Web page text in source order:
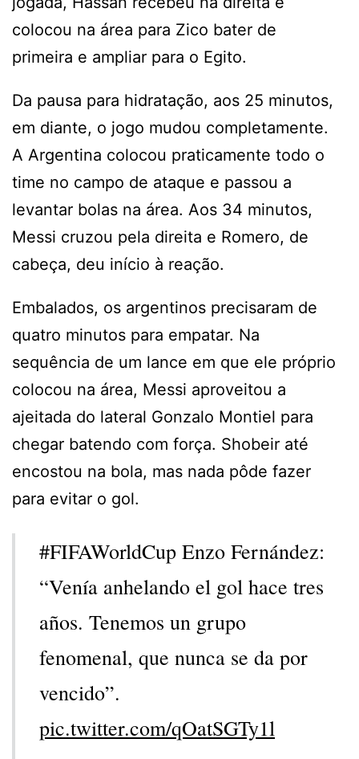
colocou na área para Zico bater de
primeira e ampliar para o Egito.
Da pausa para hidratação, aos 25 minutos,
em diante, o jogo mudou completamente.
A Argentina colocou praticamente todo o
time no campo de ataque e passou a
levantar bolas na área. Aos 34 minutos,
Messi cruzou pela direita e Romero, de
cabeça, deu início à reação.
Embalados, os argentinos precisaram de
quatro minutos para empatar. Na
sequência de um lance em que ele próprio
colocou na área, Messi aproveitou a
ajeitada do lateral Gonzalo Montiel para
chegar batendo com força. Shobeir até
encostou na bola, mas nada pôde fazer
para evitar o gol.
#FIFAWorldCup Enzo Fernández:
“Venía anhelando el gol hace tres
años. Tenemos un grupo
fenomenal, que nunca se da por
vencido”.
pic.twitter.com/qOatSGTy1l